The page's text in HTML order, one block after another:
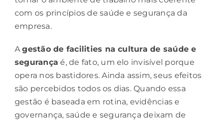
com os princípios de saúde e segurança da
empresa.
Agestão de facilities na cultura de saúde e
segurança é, de fato, um elo invisível porque
opera nos bastidores. Ainda assim, seus efeitos
são percebidos todos os dias. Quando essa
gestão é baseada em rotina, evidências e
governança, saúde e segurança deixam de